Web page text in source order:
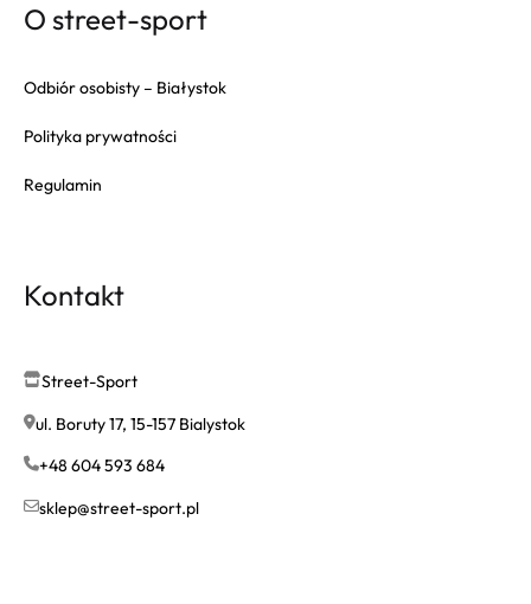
O street-sport
Odbiór osobisty – Białystok
Polityka prywatności
Regulamin
Kontakt
Street-Sport
ul. Boruty 17, 15-157 Bialystok
+48 604 593 684
sklep@street-sport.pl